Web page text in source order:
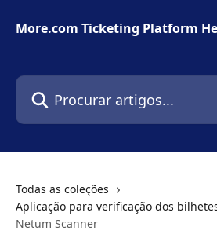
More.com Ticketing Platform
Procurar artigos...
Todas as coleções
Aplicação para verificação dos
Netum Scanner